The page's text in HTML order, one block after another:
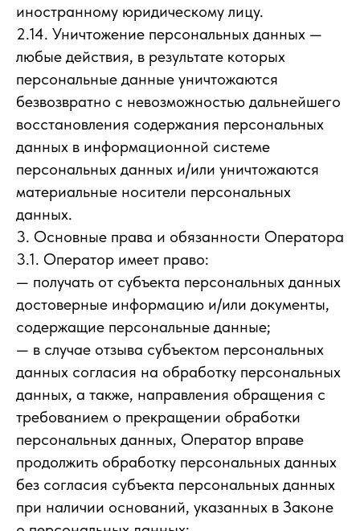
иностранному юридическому лицу.
2.14. Уничтожение персональных данных —
любые действия, в результате которых
персональные данные уничтожаются
безвозвратно с невозможностью дальнейшего
восстановления содержания персональных
данных в информационной системе
персональных данных и/или уничтожаются
материальные носители персональных
данных.
3. Основные права и обязанности Оператора
3.1. Оператор имеет право:
— получать от субъекта персональных данных
достоверные информацию и/или документы,
содержащие персональные данные;
— в случае отзыва субъектом персональных
данных согласия на обработку персональных
данных, а также, направления обращения с
требованием о прекращении обработки
персональных данных, Оператор вправе
продолжить обработку персональных данных
без согласия субъекта персональных данных
при наличии оснований, указанных в Законе